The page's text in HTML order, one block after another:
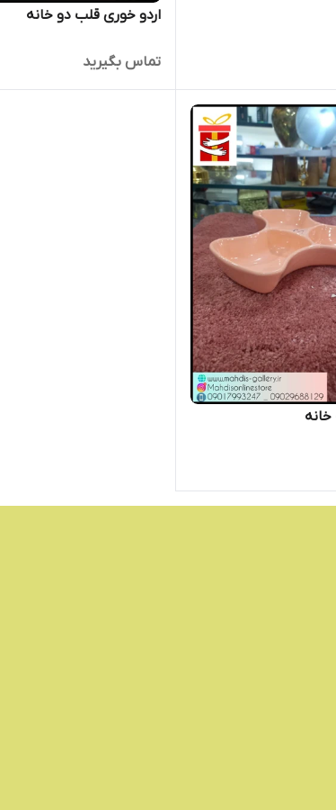
اردو خوری قلب دو خانه
تماس بگیرید